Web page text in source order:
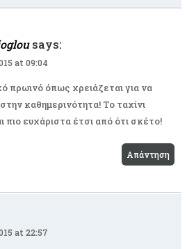
says:
at 09:04
πρωινό όπως χρειάζεται για να
καθημερινότητα! Το ταχίνι
πιο ευχάριστα έτσι από ότι σκέτο!
Απάντηση
at 22:57